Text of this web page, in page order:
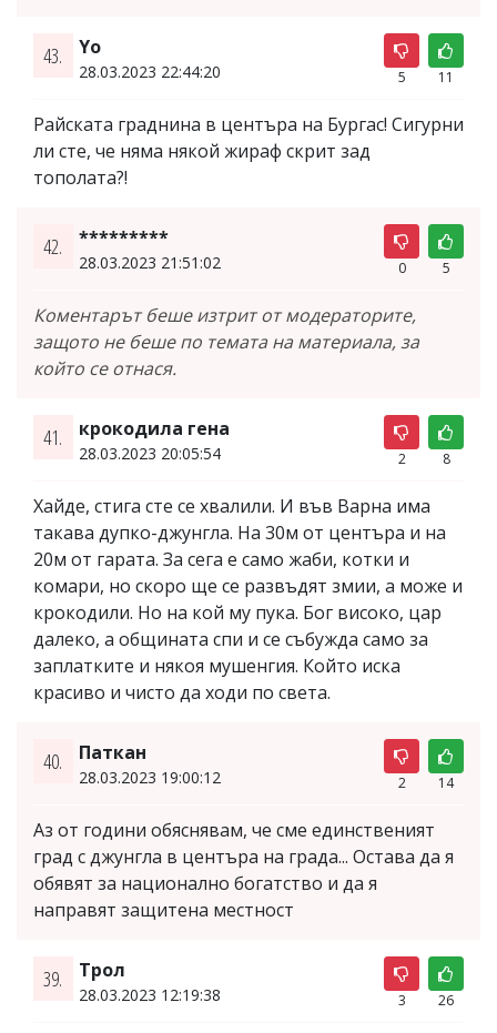
43. Yо
28.03.2023 22:44:20 5 11
Райската граднина в центъра на Бургас! Сигурни
ли сте, че няма някой жираф скрит зад
тополата?!
42. *********
28.03.2023 21:51:02 0 5
Коментарът беше изтрит от модераторите,
защото не беше по темата на материала, за
който се отнася.
41. крокодила гена
28.03.2023 20:05:54 2 8
Хайде, стига сте се хвалили. И във Варна има
такава дупко-джунгла. На 30м от центъра и на
20м от гарата. За сега е само жаби, котки и
комари, но скоро ще се развъдят змии, а може и
крокодили. Но на кой му пука. Бог високо, цар
далеко, а общината спи и се събужда само за
заплатките и някоя мушенгия. Който иска
красиво и чисто да ходи по света.
40. Паткан
28.03.2023 19:00:12 2 14
Аз от години обяснявам, че сме единственият
град с джунгла в центъра на града... Остава да я
обявят за национално богатство и да я
направят защитена местност
39. Трол
28.03.2023 12:19:38 3 26